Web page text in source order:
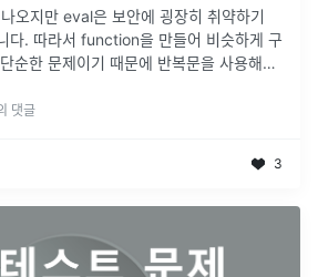
오지만 eval은 보안에 굉장히 취약하기
다. 따라서 function을 만들어 비슷하게 구
순한 문제이기 때문에 반복문을 사용해서
댓글
3